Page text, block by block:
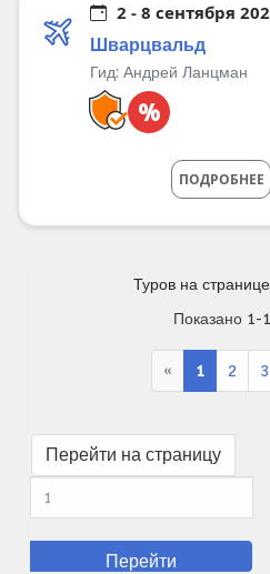
2 - 8 сентября
Шварцвальд
Гид: Андрей Ланцман
%
ПОДРОБНЕЕ
Туров на
Показано 1-
« 1 2 3
Перейти на страницу
Перейти